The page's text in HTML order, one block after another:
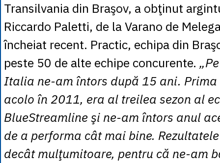
Transilvania din Braşov, a obţinut
Riccardo Paletti, de la Varano de
încheiat recent. Practic, echipa din
peste 50 de alte echipe concurente.
Italia ne-am întors după 15 ani.
acolo în 2011, era al treilea sezon al
BlueStreamline şi ne-am întors anul
de a performa cât mai bine.
decât mulţumitoare, pentru că ne-am